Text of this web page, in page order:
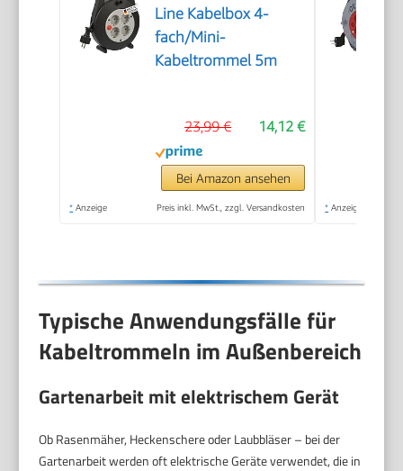
Line Kabelbox 4-
fach/Mini-
Kabeltrommel 5m
14,12 €
23,99 €
Bei Amazon ansehen
* Anzeige Preis inkl. MwSt., zzgl. Versandkosten * Anzeige
Typische Anwendungsfälle für
Kabeltrommeln im Außenbereich
Gartenarbeit mit elektrischem Gerät
Ob Rasenmäher, Heckenschere oder Laubbläser – bei der
Gartenarbeit werden oft elektrische Geräte verwendet, die in